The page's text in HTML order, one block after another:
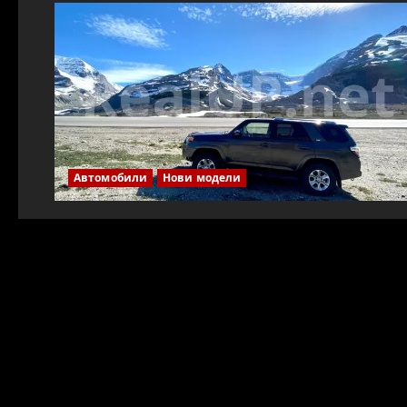
Автомобили Нови модели